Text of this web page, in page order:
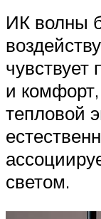
ИК волны
чувствует
и
тепловой
светом.